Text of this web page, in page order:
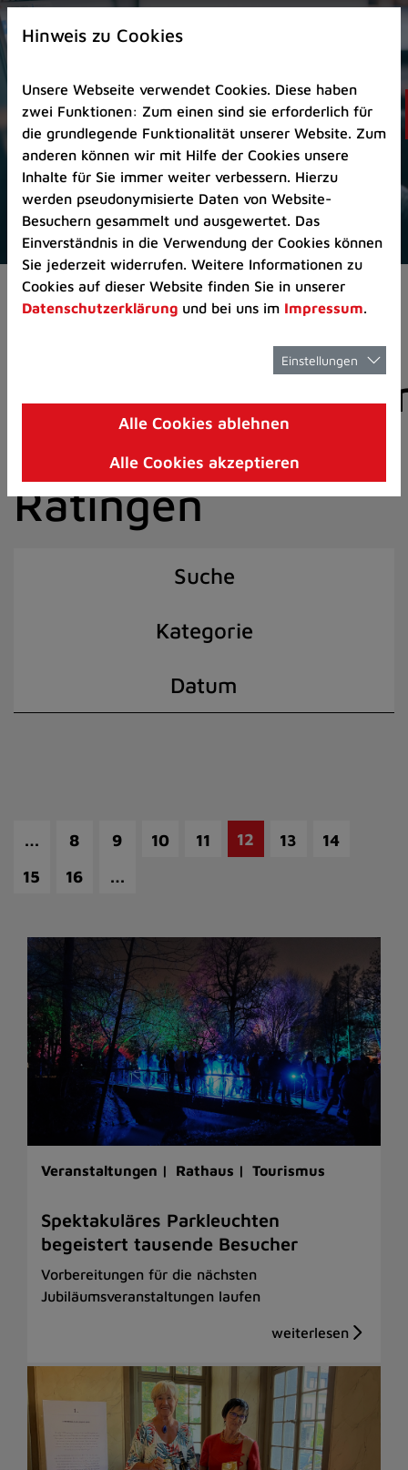
Zur
Startseite
Zum
Seitenanfang
springen
(Schnelltaste
A)
Zur
Navigation/Menü
springen
(Schnelltaste
M)
Zur
8)
I)
Aktuelles Pressemitteilungen
der Stadt
Ratingen
Suche
Kategorie
Datum
… 8 9 10 11 12 13
14
15
16 …
Veranstaltungen | Rathaus | Tourismus
Spektakuläres Parkleuchten
begeistert tausende Besucher
Vorbereitungen für die nächsten
Jubiläumsveranstaltungen laufen
Hinweis zu Cookies
Unsere Webseite verwendet Cookies. Diese haben
zwei Funktionen: Zum einen sind sie erforderlich für
die grundlegende Funktionalität unserer Website. Zum
anderen können wir mit Hilfe der Cookies unsere
Inhalte für Sie immer weiter verbessern. Hierzu
werden pseudonymisierte Daten von Website-
Besuchern gesammelt und ausgewertet. Das
Einverständnis in die Verwendung der Cookies können
Sie jederzeit widerrufen. Weitere Informationen zu
Cookies auf dieser Website finden Sie in unserer
Datenschutzerklärung und bei uns im Impressum.
Einstellungen
Alle Cookies ablehnen
Alle Cookies akzeptieren